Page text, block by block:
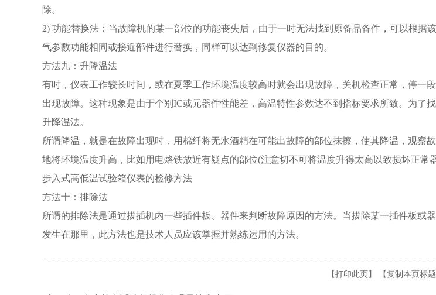
除。
2) 功能替换法：当故障机的某一部位的功能丧失后，由于一时无法找到原备品备件，可以根据
气参数功能相同或接近部件进行替换，同样可以达到修复仪器的目的。
方法九：升降温法
有时，仪表工作较长时间，或在夏季工作环境温度较高时就会出现故障，关机检查正常，停一
出现故障。这种现象是由于个别IC或元器件性能差，高温特性参数达不到指标要求所致。为了
升降温法。
所谓降温，就是在故障出现时，用棉纤将无水酒精在可能出故障的部位抹擦，使其降温，观察
地将环境温度升高，比如用电烙铁放近有疑点的部位(注意切不可将温度升得太高以致损坏正常
步入式高低温试验箱仪表的检修方法
方法十：排除法
所谓的排除法是通过拔插机内一些插件板、器件来判断故障原因的方法。当拔除某一插件板或
发生在那里，此方法也是技术人员应该掌握并熟练运用的方法。
【打印此页 】 【复制本页标